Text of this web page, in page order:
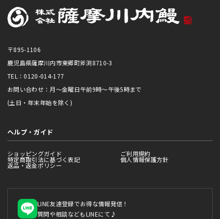
〒895-1106
鹿児島県薩摩川内市東郷町斧渕8710-3
TEL：0120-014-177
お問い合わせ：月～金曜日午前9時～午後5時まで
(土日・年末年始を除く)
ヘルプ・ガイド
ショッピングガイド ご利用規約
特定商取引法に基づく表記 個人情報保護方針
返品・返金ポリシー
LINE友達登録でお得な情報発信！
質問や相談などもLINEにて♪